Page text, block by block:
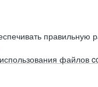
правильную
файлов